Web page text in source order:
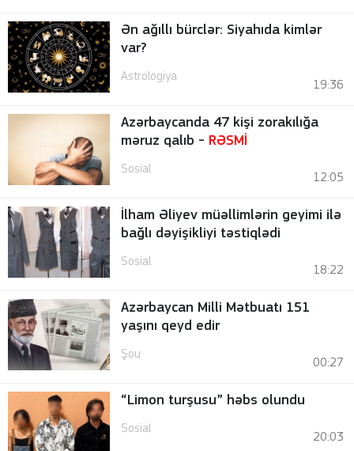
Ən ağıllı bürclər: Siyahıda kimlər
var?
Astrologiya
19:36
Azərbaycanda 47 kişi zorakılığa
məruz qalıb - RƏSMİ
Sosial
12:05
İlham Əliyev müəllimlərin geyimi ilə
bağlı dəyişikliyi təstiqlədi
Sosial
18:22
Azərbaycan Milli Mətbuatı 151
yaşını qeyd edir
Şou
00:27
“Limon turşusu” həbs olundu
Sosial
20:03